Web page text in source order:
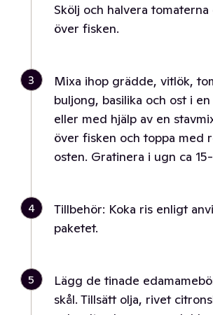
Skölj och halvera
över fisken.
3
Mixa ihop grädde, vitlök,
buljong, basilika och ost i
eller med hjälp av en
över fisken och toppa med
osten. Gratinera i ugn ca
4
Tillbehör: Koka ris enligt
paketet.
5
Lägg de tinade
skål. Tillsätt olja, rivet